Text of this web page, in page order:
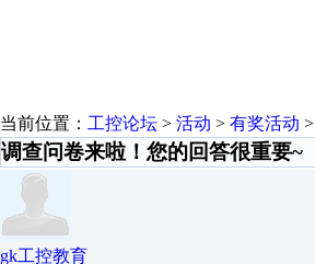
当前位置： 工控论坛 > 活动 > 有奖活动 >
调查问卷来啦！您的回答很重要~
gk工控教育